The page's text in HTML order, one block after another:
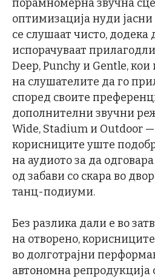
порамномерна звучна
оптимизација нуди
се слушаат чисто, додека
испорачуваат
Deep, Punchy и Gentle,
на слушателите да го
според своите
дополнителни звучни
Wide, Stadium и Outdoor
корисниците уште
на аудиото за да
од забави со скара во
танц-подиуми.
Без разлика дали е во
на отворено,
во долготрајни
автономна репродукција